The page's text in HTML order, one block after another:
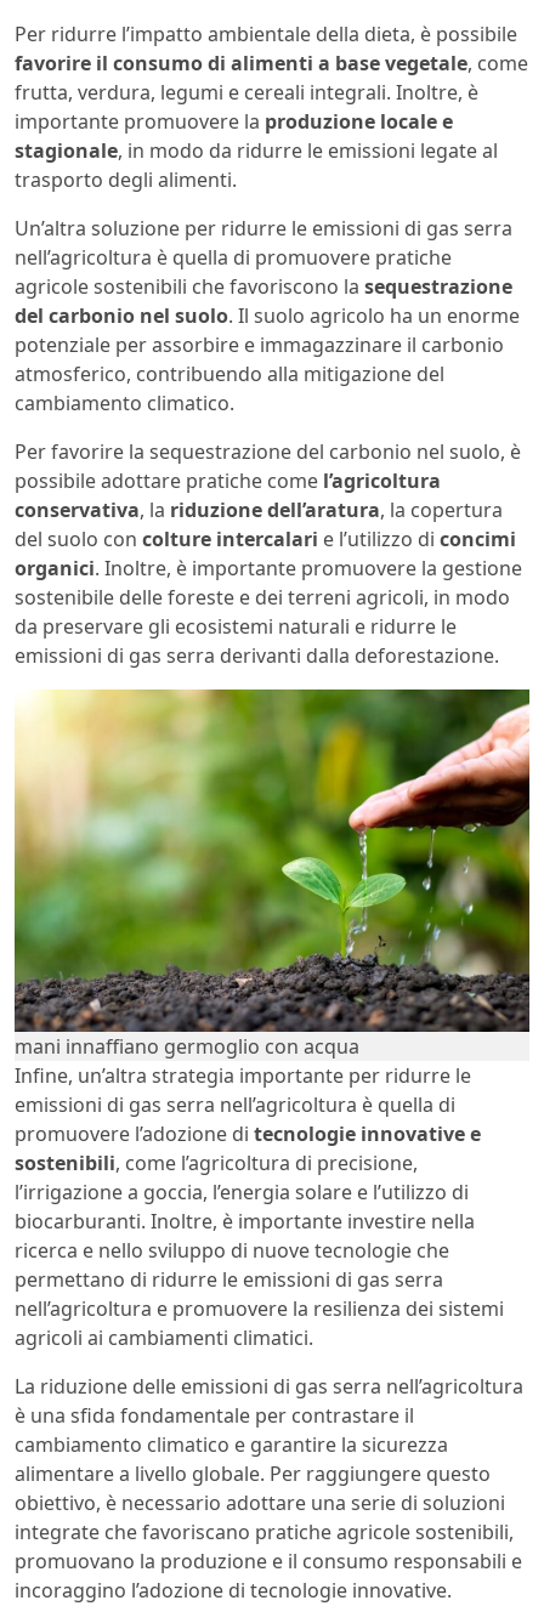
Per ridurre l’impatto ambientale della dieta, è possibile
favorire il consumo di alimenti a base vegetale, come
frutta, verdura, legumi e cereali integrali. Inoltre, è
importante promuovere la produzione locale e
stagionale, in modo da ridurre le emissioni legate al
trasporto degli alimenti.
Un’altra soluzione per ridurre le emissioni di gas serra
nell’agricoltura è quella di promuovere pratiche
agricole sostenibili che favoriscono la sequestrazione
del carbonio nel suolo. Il suolo agricolo ha un enorme
potenziale per assorbire e immagazzinare il carbonio
atmosferico, contribuendo alla mitigazione del
cambiamento climatico.
Per favorire la sequestrazione del carbonio nel suolo, è
possibile adottare pratiche come l’agricoltura
conservativa, la riduzione dell’aratura, la copertura
del suolo con colture intercalari e l’utilizzo di concimi
organici. Inoltre, è importante promuovere la gestione
sostenibile delle foreste e dei terreni agricoli, in modo
da preservare gli ecosistemi naturali e ridurre le
emissioni di gas serra derivanti dalla deforestazione.
mani innaffiano germoglio con acqua
Infine, un’altra strategia importante per ridurre le
emissioni di gas serra nell’agricoltura è quella di
promuovere l’adozione di tecnologie innovative e
sostenibili, come l’agricoltura di precisione,
l’irrigazione a goccia, l’energia solare e l’utilizzo di
biocarburanti. Inoltre, è importante investire nella
ricerca e nello sviluppo di nuove tecnologie che
permettano di ridurre le emissioni di gas serra
nell’agricoltura e promuovere la resilienza dei sistemi
agricoli ai cambiamenti climatici.
La riduzione delle emissioni di gas serra nell’agricoltura
è una sfida fondamentale per contrastare il
cambiamento climatico e garantire la sicurezza
alimentare a livello globale. Per raggiungere questo
obiettivo, è necessario adottare una serie di soluzioni
integrate che favoriscano pratiche agricole sostenibili,
promuovano la produzione e il consumo responsabili e
incoraggino l’adozione di tecnologie innovative.